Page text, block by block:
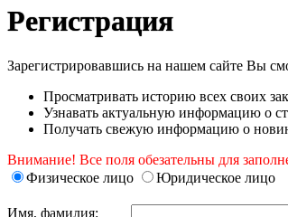
Регистрация
Зарегистрировавшись на нашем сайте Вы
Просматривать историю всех своих
Узнавать актуальную информацию о
Получать свежую информацию о
Внимание! Все поля обезательны для
Физическое лицо
Юридическое лицо
Имя, фамилия: